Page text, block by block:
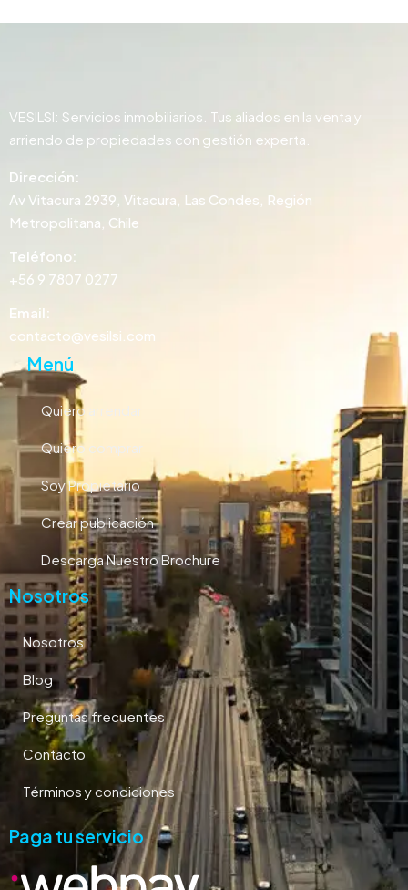
VESILSI: Servicios inmobiliarios. Tus aliados en la venta y
arriendo de propiedades con gestión experta.
Dirección:
Av Vitacura 2939, Vitacura, Las Condes, Región
Metropolitana, Chile
Teléfono:
+56 9 7807 0277
Email:
contacto@vesilsi.com
Menú
Quiero arrendar
Quiero comprar
Soy Propietario
Crear publicación
Descarga Nuestro Brochure
Nosotros
Nosotros
Blog
Preguntas frecuentes
Contacto
Términos y condiciones
Paga tu servicio